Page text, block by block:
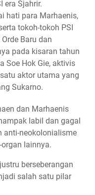
era Sjahrir.
hati para Marhaenis,
tokoh-tokoh PSI
Baru dan
pada kisaran tahun
Soe Hok Gie, aktivis
aktor utama yang
Sukarno.
dan Marhaenis
labil dan gagal
anti-neokolonialisme
lainnya.
berseberangan
salah satu pilar